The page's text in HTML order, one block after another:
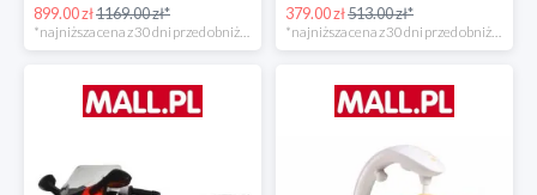
899.00 zł1169.00 zł*
*najniższa cena z 30 dni przed obniżką
379.00 zł513.00 zł*
*najniższa cena z 30 dni przed obniżką